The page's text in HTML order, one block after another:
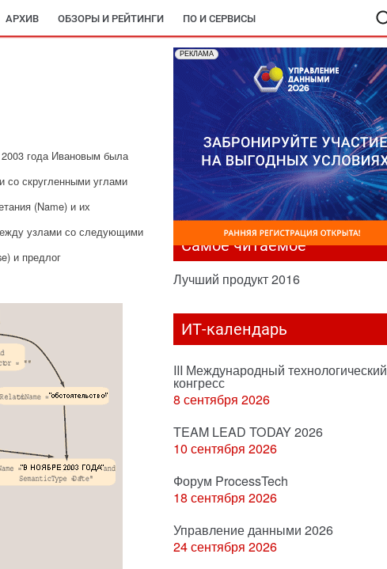
АРХИВ ОБЗОРЫ И РЕЙТИНГИ ПО И СЕРВИСЫ
года Ивановым была
со скругленными углами
(Name) и их
узлами со следующими
и предлог
РЕКЛАМА
Самое читаемое
Лучший продукт 2016
ИТ-календарь
III Международный технологический
конгресс
8 сентября 2026
TEAM LEAD TODAY 2026
10 сентября 2026
Форум ProcessTech
18 сентября 2026
Управление данными 2026
24 сентября 2026